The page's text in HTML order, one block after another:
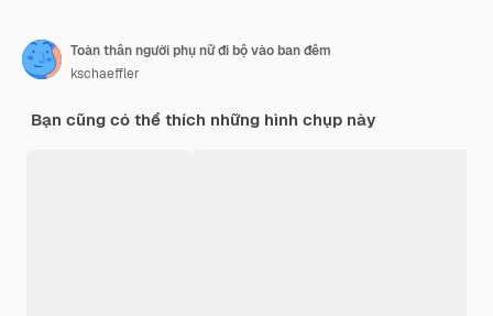
Toàn thân người phụ nữ đi bộ vào ban đêm
kschaeffler
Bạn cũng có thể thích những hình chụp này